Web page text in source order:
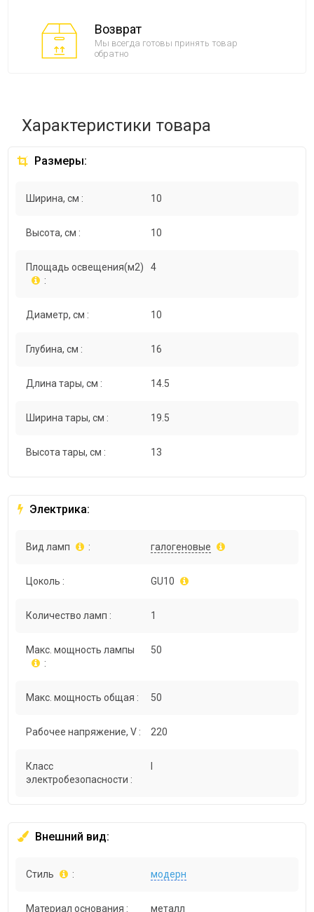
Возврат
Мы всегда готовы принять товар
обратно
Характеристики товара
Размеры:
Ширина, см : 10
Высота, см : 10
Площадь освещения(м2)
:
4
Диаметр, см : 10
Глубина, см : 16
Длина тары, см : 14.5
Ширина тары, см : 19.5
Высота тары, см : 13
Электрика:
Вид ламп : галогеновые
Цоколь : GU10
Количество ламп : 1
Макс. мощность лампы
:
50
Макс. мощность общая : 50
Рабочее напряжение, V : 220
Класс
электробезопасности :
Внешний вид:
Стиль : модерн
Материал основания : металл